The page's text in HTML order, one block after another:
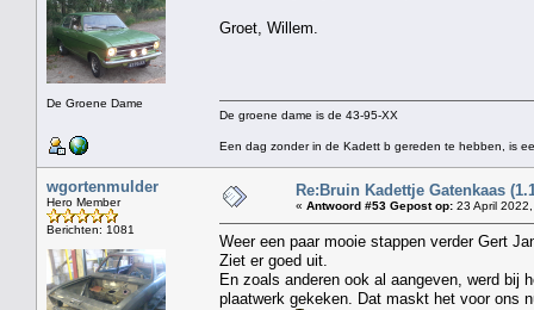
De Groene Dame
Groet, Willem.
De groene dame is de 43-95-XX
Een dag zonder in de Kadett b gereden te hebben, is
wgortenmulder
Hero Member
Berichten: 1081
Re:Bruin Kadettje Gatenkaas
« Antwoord #53 Gepost op: 23 April
Weer een paar mooie stappen verder Gert
Ziet er goed uit.
En zoals anderen ook al aangeven, werd bij
plaatwerk gekeken. Dat maskt het voor ons